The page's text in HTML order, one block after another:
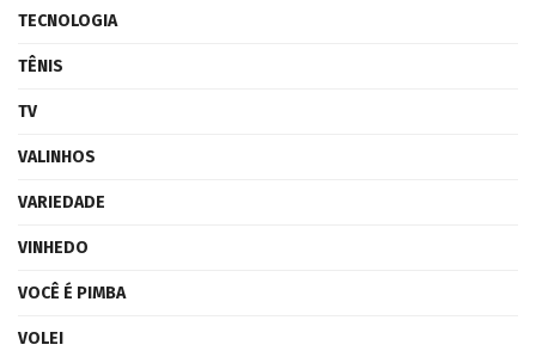
TECNOLOGIA
TÊNIS
TV
VALINHOS
VARIEDADE
VINHEDO
VOCÊ É PIMBA
VOLEI